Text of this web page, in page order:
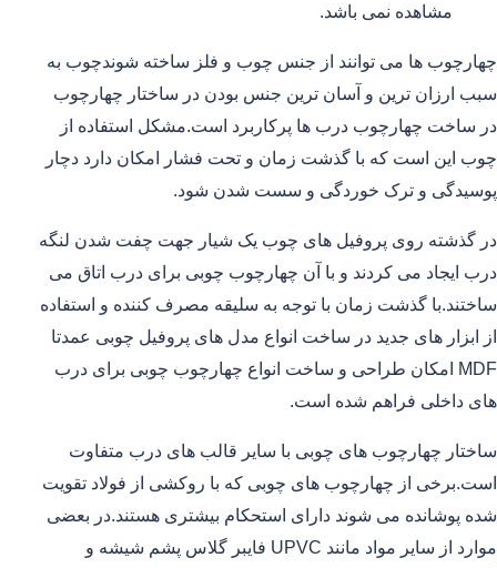
مشاهده نمی باشد.
چهارچوب ها می توانند از جنس چوب و فلز ساخته شوندچوب به
سبب ارزان ترین و آسان ترین جنس بودن در ساختار چهارچوب
در ساخت چهارچوب درب ها پرکاربرد است.مشکل استفاده از
چوب این است که با گذشت زمان و تحت فشار امکان دارد دچار
پوسیدگی و ترک خوردگی و سست شدن شود.
در گذشته روی پروفیل های چوب یک شیار جهت چفت شدن لنگه
درب ایجاد می کردند و با آن چهارچوب چوبی برای درب اتاق می
ساختند.با گذشت زمان با توجه به سلیقه مصرف کننده و استفاده
از ابزار های جدید در ساخت انواع مدل های پروفیل چوبی عمدتا
MDF امکان طراحی و ساخت انواع چهارچوب چوبی برای درب
های داخلی فراهم شده است.
ساختار چهارچوب های چوبی با سایر قالب های درب متفاوت
است.برخی از چهارچوب های چوبی که با روکشی از فولاد تقویت
شده پوشانده می شوند دارای استحکام بیشتری هستند.در بعضی
موارد از سایر مواد مانند UPVC فایبر گلاس پشم شیشه و